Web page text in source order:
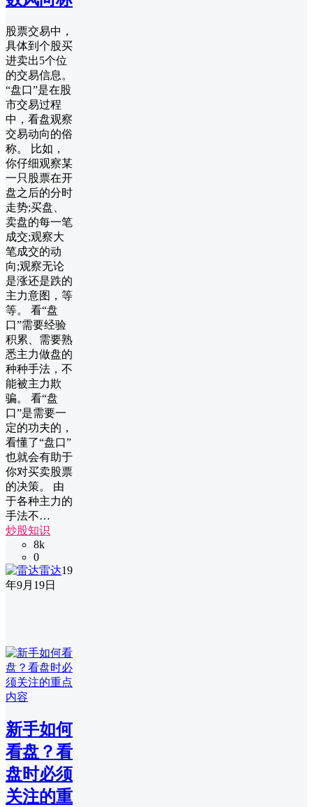
股票交易中，
具体到个股买
进卖出5个位
的交易信息。
“盘口”是在股
市交易过程
中，看盘观察
交易动向的俗
称。 比如，
你仔细观察某
一只股票在开
盘之后的分时
走势;买盘、
卖盘的每一笔
成交;观察大
笔成交的动
向;观察无论
是涨还是跌的
主力意图，等
等。 看“盘
口”需要经验
积累、需要熟
悉主力做盘的
种种手法，不
能被主力欺
骗。 看“盘
口”是需要一
定的功夫的，
看懂了“盘口”
也就会有助于
你对买卖股票
的决策。 由
于各种主力的
手法不…
炒股知识
8k
0
雷达19
年9月19日
新手如何
看盘？看
盘时必须
关注的重